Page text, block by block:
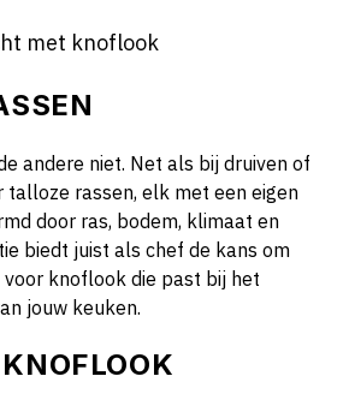
met knoflook
andere niet. Net als bij druiven of
rassen, elk met een eigen
door ras, bodem, klimaat en
biedt juist als chef de kans om
voor knoflook die past bij het
jouw keuken.